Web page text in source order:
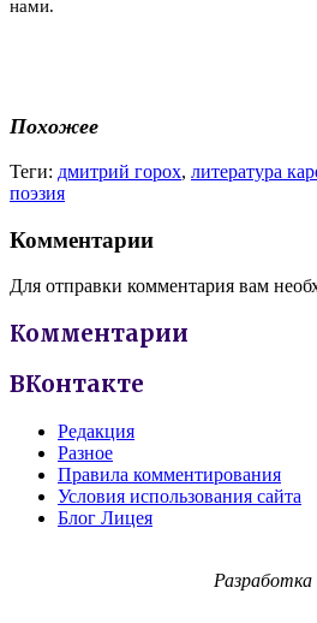
нами.
Похожее
Теги: дмитрий горох, литература
поэзия
Комментарии
Для отправки комментария вам
Комментарии
ВКонтакте
Редакция
Разное
Правила комментирования
Условия использования сайта
Блог Лицея
Разработка